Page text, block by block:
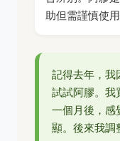
助但需謹慎使用
記得去年，我
試試阿膠。我
一個月後，感
顯。後來我調